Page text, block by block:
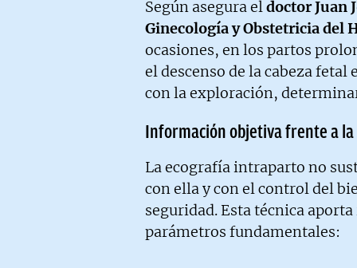
Según asegura eldoctor Juan
Ginecología y Obstetricia del
ocasiones, en los partos
el descenso de la cabeza
con la exploración,
Información objetiva frente a la
La ecografía intraparto no
con ella y con el control del
seguridad. Esta técnica
parámetros fundamentales: